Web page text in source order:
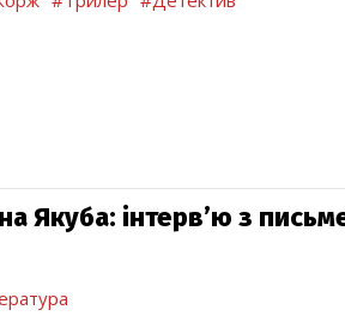
Якуба: інтерв’ю з